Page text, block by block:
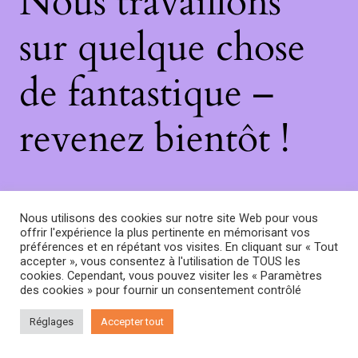
sur quelque chose
de fantastique –
revenez bientôt !
Nous utilisons des cookies sur notre site Web pour vous
offrir l'expérience la plus pertinente en mémorisant vos
préférences et en répétant vos visites. En cliquant sur « Tout
accepter », vous consentez à l'utilisation de TOUS les
cookies. Cependant, vous pouvez visiter les « Paramètres
des cookies » pour fournir un consentement contrôlé
Réglages Accepter tout